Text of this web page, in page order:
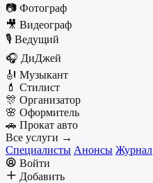
📷 Фотограф
🎥 Видеограф
🎙️ Ведущий
🎧 ДиДжей
🎻 Музыкант
💄 Стилист
🎊 Организатор
🌸 Оформитель
🚗 Прокат авто
Все услуги →
Специалисты Анонсы Журнал
Войти
Добавить